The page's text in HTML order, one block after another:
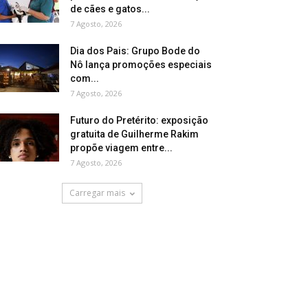
de cães e gatos...
7 Agosto, 2026
Dia dos Pais: Grupo Bode do
Nô lança promoções especiais
com...
7 Agosto, 2026
Futuro do Pretérito: exposição
gratuita de Guilherme Rakim
propõe viagem entre...
7 Agosto, 2026
Carregar mais